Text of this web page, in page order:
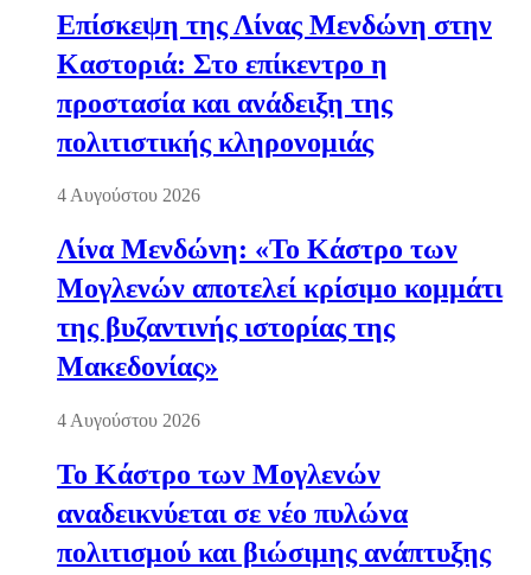
Επίσκεψη της Λίνας Μενδώνη στην
Καστοριά: Στο επίκεντρο η
προστασία και ανάδειξη της
πολιτιστικής κληρονομιάς
4 Αυγούστου 2026
Λίνα Μενδώνη: «Το Κάστρο των
Μογλενών αποτελεί κρίσιμο κομμάτι
της βυζαντινής ιστορίας της
Μακεδονίας»
4 Αυγούστου 2026
Το Κάστρο των Μογλενών
αναδεικνύεται σε νέο πυλώνα
πολιτισμού και βιώσιμης ανάπτυξης